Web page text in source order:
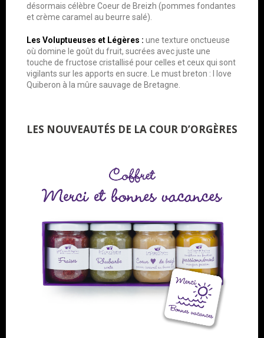
désormais célèbre Coeur de Breizh (pommes fondantes
et crème caramel au beurre salé).
Les Voluptueuses et Légères : une texture onctueuse
où domine le goût du fruit, sucrées avec juste une
touche de fructose cristallisé pour celles et ceux qui sont
vigilants sur les apports en sucre. Le must breton : I love
Quiberon à la mûre sauvage de Bretagne.
LES NOUVEAUTÉS DE LA COUR D’ORGÈRES